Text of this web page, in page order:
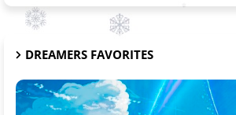
DREAMERS FAVORITES